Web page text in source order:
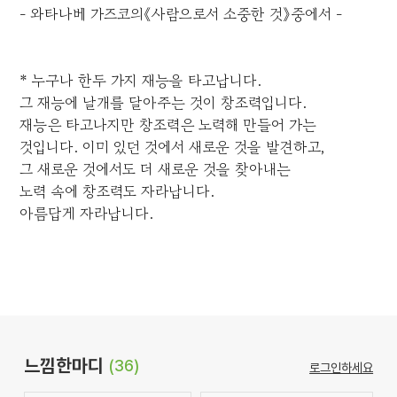
- 와타나베 가즈코의《사람으로서 소중한 것》중에서 -
* 누구나 한두 가지 재능을 타고납니다.
그 재능에 날개를 달아주는 것이 창조력입니다.
재능은 타고나지만 창조력은 노력해 만들어 가는
것입니다. 이미 있던 것에서 새로운 것을 발견하고,
그 새로운 것에서도 더 새로운 것을 찾아내는
노력 속에 창조력도 자라납니다.
아름답게 자라납니다.
느낌한마디 (36) 로그인하세요